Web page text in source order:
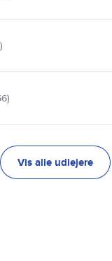
Vis alle udlejere